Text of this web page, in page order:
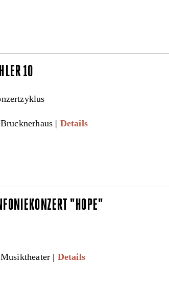
10
| Details
"HOPE"
| Details